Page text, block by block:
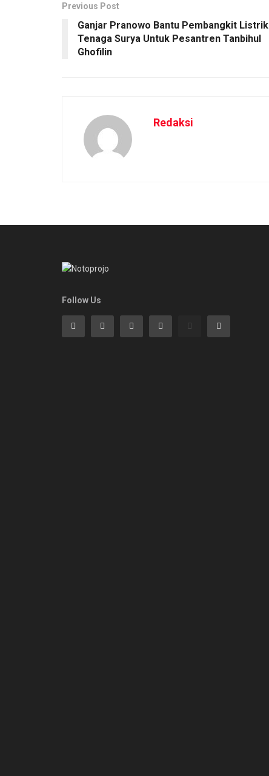
Previous Post
Ganjar Pranowo Bantu Pembangkit Listrik
Tenaga Surya Untuk Pesantren Tanbihul
Ghofilin
Redaksi
Follow Us